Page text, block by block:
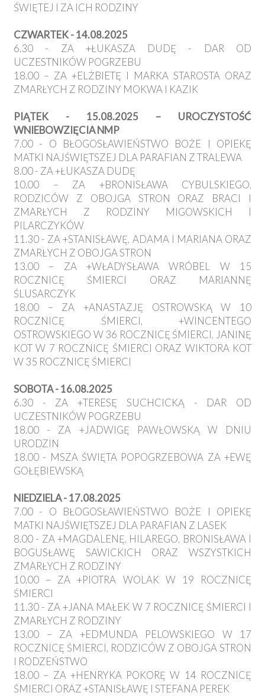
ŚWIĘTEJ I ZA ICH RODZINY
CZWARTEK - 14.08.2025
6.30 - ZA +ŁUKASZA DUDĘ - DAR OD
UCZESTNIKÓW POGRZEBU
18.00 – ZA +ELŻBIETĘ I MARKA STAROSTA ORAZ
ZMARŁYCH Z RODZINY MOKWA I KAZIK
PIĄTEK - 15.08.2025 – UROCZYSTOŚĆ
WNIEBOWZIĘCIA NMP
7.00 - O BŁOGOSŁAWIEŃSTWO BOŻE I OPIEKĘ
MATKI NAJŚWIĘTSZEJ DLA PARAFIAN Z TRALEWA
8.00 - ZA +ŁUKASZA DUDĘ
10.00 – ZA +BRONISŁAWA CYBULSKIEGO,
RODZICÓW Z OBOJGA STRON ORAZ BRACI I
ZMARŁYCH Z RODZINY MIGOWSKICH I
PILARCZYKÓW
11.30 - ZA +STANISŁAWĘ, ADAMA I MARIANA ORAZ
ZMARŁYCH Z OBOJGA STRON
13.00 – ZA +WŁADYSŁAWA WRÓBEL W 15
ROCZNICĘ ŚMIERCI ORAZ MARIANNĘ
ŚLUSARCZYK
18.00 – ZA +ANASTAZJĘ OSTROWSKĄ W 10
ROCZNICĘ ŚMIERCI, +WINCENTEGO
OSTROWSKIEGO W 36 ROCZNICĘ ŚMIERCI, JANINĘ
KOT W 7 ROCZNICĘ ŚMIERCI ORAZ WIKTORA KOT
W 35 ROCZNICĘ ŚMIERCI
SOBOTA - 16.08.2025
6.30 - ZA +TERESĘ SUCHCICKĄ - DAR OD
UCZESTNIKÓW POGRZEBU
18.00 - ZA +JADWIGĘ PAWŁOWSKĄ W DNIU
URODZIN
18.00 - MSZA ŚWIĘTA POPOGRZEBOWA ZA +EWĘ
GOŁĘBIEWSKĄ
NIEDZIELA - 17.08.2025
7.00 - O BŁOGOSŁAWIEŃSTWO BOŻE I OPIEKĘ
MATKI NAJŚWIĘTSZEJ DLA PARAFIAN Z LASEK
8.00 - ZA +MAGDALENĘ, HILAREGO, BRONISŁAWA I
BOGUSŁAWĘ SAWICKICH ORAZ WSZYSTKICH
ZMARŁYCH Z RODZINY
10.00 – ZA +PIOTRA WOLAK W 19 ROCZNICĘ
ŚMIERCI
11.30 - ZA +JANA MAŁEK W 7 ROCZNICĘ ŚMIERCI I
ZMARŁYCH Z RODZINY
13.00 – ZA +EDMUNDA PELOWSKIEGO W 17
ROCZNICĘ ŚMIERCI, RODZICÓW Z OBOJGA STRON
I RODZEŃSTWO
18.00 – ZA +HENRYKA POKORĘ W 14 ROCZNICĘ
ŚMIERCI ORAZ +STANISŁAWĘ I STEFANA PEREK